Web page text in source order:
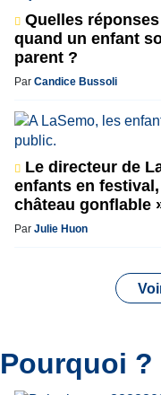
Quelles
quand un enfant
parent ?
Par Candice Bussoli
Le directeur de
enfants en
château gonflable
Par Julie Huon
Pourquoi ?